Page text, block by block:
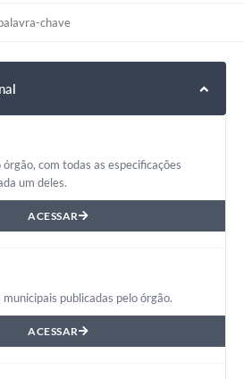
com todas as especificações
um deles.
ACESSAR
publicadas pelo órgão.
ACESSAR